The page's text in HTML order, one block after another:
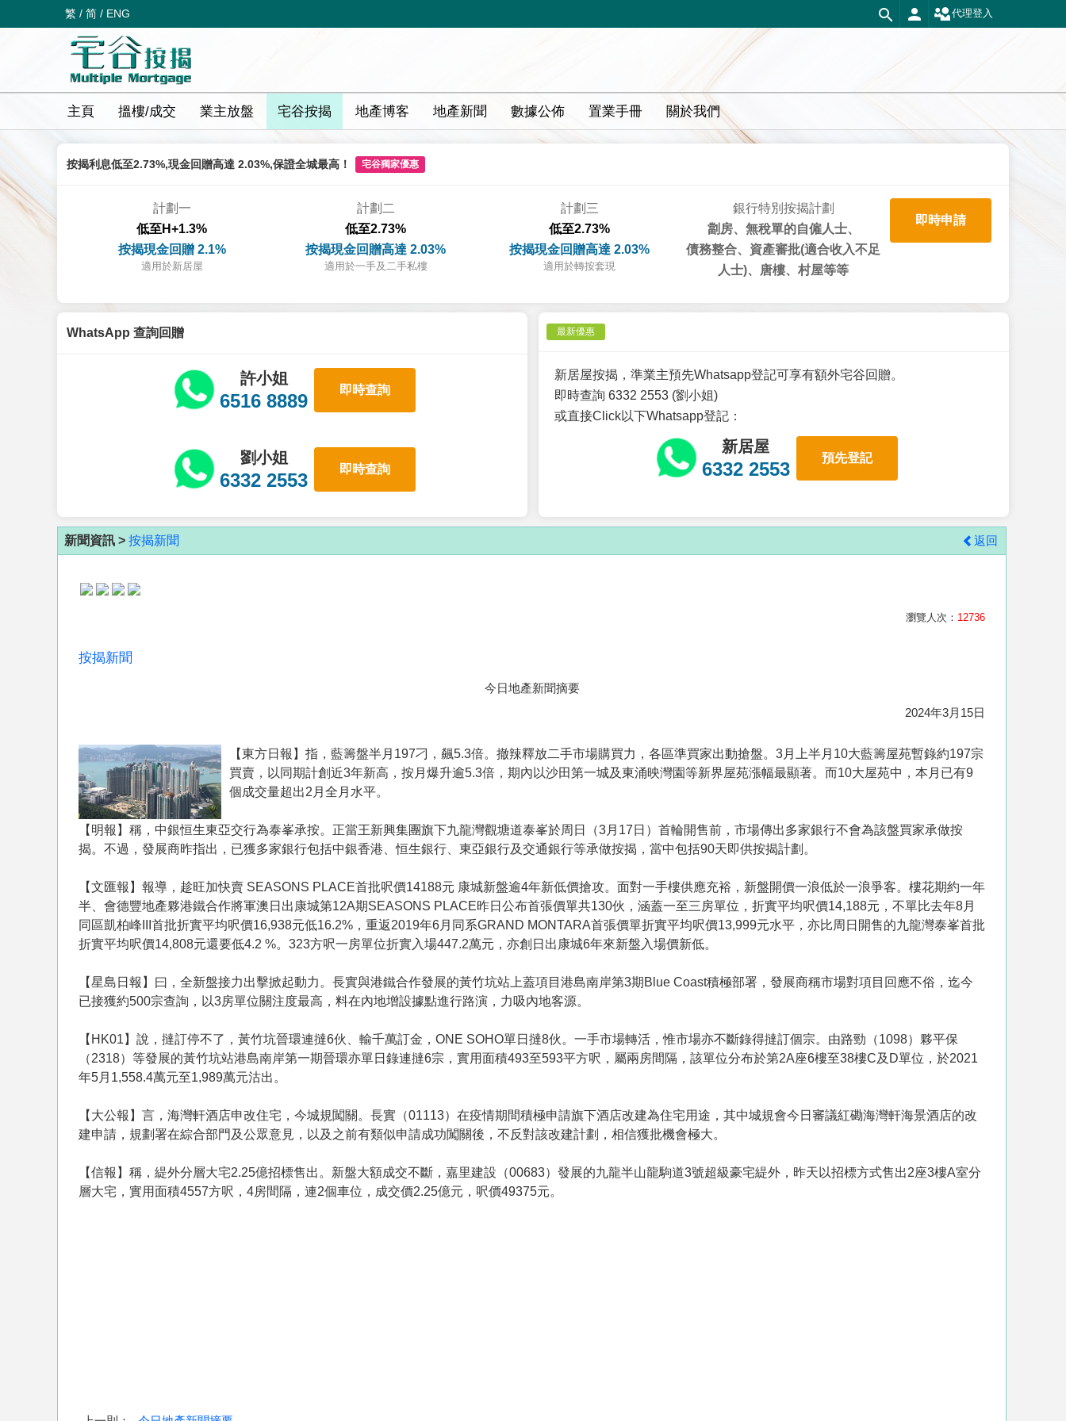
繁 / 简 / ENG 代理登入
主頁 搵樓/成交 業主放盤 宅谷按揭 地產博客 地產新聞 數據公佈 置業手冊 關於我們
按揭利息低至2.73%,現金回贈高達 2.03%,保證全城最高！ 宅谷獨家優惠
計劃一
低至H+1.3%
按揭現金回贈 2.1%
適用於新居屋
計劃二
低至2.73%
按揭現金回贈高達 2.03%
適用於一手及二手私樓
計劃三
低至2.73%
按揭現金回贈高達 2.03%
適用於轉按套現
銀行特別按揭計劃
劏房、無稅單的自僱人士、
債務整合、資產審批(適合收入不足
人士)、唐樓、村屋等等
即時申請
WhatsApp 查詢回贈
許小姐
6516 8889
即時查詢
劉小姐
6332 2553
即時查詢
最新優惠
新居屋按揭，準業主預先Whatsapp登記可享有額外宅谷回贈。
即時查詢 6332 2553 (劉小姐)
或直接Click以下Whatsapp登記：
新居屋
6332 2553
預先登記
新聞資訊 > 按揭新聞 返回
瀏覽人次： 12736
按揭新聞
今日地產新聞摘要
2024年3月15日
【東方日報】指，藍籌盤半月197刁，飆5.3倍。撤辣釋放二手市場購買力，各區準買家出動搶盤。3月上半月10大藍籌屋苑暫錄約197宗
買賣，以同期計創近3年新高，按月爆升逾5.3倍，期內以沙田第一城及東涌映灣園等新界屋苑漲幅最顯著。而10大屋苑中，本月已有9
個成交量超出2月全月水平。
【明報】稱，中銀恒生東亞交行為泰峯承按。正當王新興集團旗下九龍灣觀塘道泰峯於周日（3月17日）首輪開售前，市場傳出多家銀行不會為該盤買家承做按
揭。不過，發展商昨指出，已獲多家銀行包括中銀香港、恒生銀行、東亞銀行及交通銀行等承做按揭，當中包括90天即供按揭計劃。
【文匯報】報導，趁旺加快賣 SEASONS PLACE首批呎價14188元 康城新盤逾4年新低價搶攻。面對一手樓供應充裕，新盤開價一浪低於一浪爭客。樓花期約一年
半、會德豐地產夥港鐵合作將軍澳日出康城第12A期SEASONS PLACE昨日公布首張價單共130伙，涵蓋一至三房單位，折實平均呎價14,188元，不單比去年8月
同區凱柏峰III首批折實平均呎價16,938元低16.2%，重返2019年6月同系GRAND MONTARA首張價單折實平均呎價13,999元水平，亦比周日開售的九龍灣泰峯首批
折實平均呎價14,808元還要低4.2 %。323方呎一房單位折實入場447.2萬元，亦創日出康城6年來新盤入場價新低。
【星島日報】曰，全新盤接力出擊掀起動力。長實與港鐵合作發展的黃竹坑站上蓋項目港島南岸第3期Blue Coast積極部署，發展商稱市場對項目回應不俗，迄今
已接獲約500宗查詢，以3房單位關注度最高，料在內地增設據點進行路演，力吸內地客源。
【HK01】說，撻訂停不了，黃竹坑晉環連撻6伙、輸千萬訂金，ONE SOHO單日撻8伙。一手市場轉活，惟市場亦不斷錄得撻訂個宗。由路勁（1098）夥平保
（2318）等發展的黃竹坑站港島南岸第一期晉環亦單日錄連撻6宗，實用面積493至593平方呎，屬兩房間隔，該單位分布於第2A座6樓至38樓C及D單位，於2021
年5月1,558.4萬元至1,989萬元沽出。
【大公報】言，海灣軒酒店申改住宅，今城規闖關。長實（01113）在疫情期間積極申請旗下酒店改建為住宅用途，其中城規會今日審議紅磡海灣軒海景酒店的改
建申請，規劃署在綜合部門及公眾意見，以及之前有類似申請成功闖關後，不反對該改建計劃，相信獲批機會極大。
【信報】稱，緹外分層大宅2.25億招標售出。新盤大額成交不斷，嘉里建設（00683）發展的九龍半山龍駒道3號超級豪宅緹外，昨天以招標方式售出2座3樓A室分
層大宅，實用面積4557方呎，4房間隔，連2個車位，成交價2.25億元，呎價49375元。